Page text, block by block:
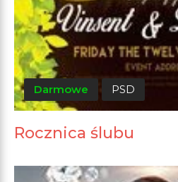
Darmowe PSD
Rocznica ślubu